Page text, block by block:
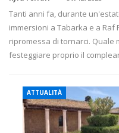
Tanti anni fa, durante
immersioni a Tabarka e a Raf
ripromessa di tornarci. Quale
festeggiare proprio il
ATTUALITÀ